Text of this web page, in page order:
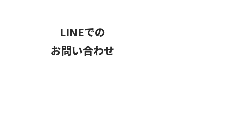
LINEでの
お問い合わせ